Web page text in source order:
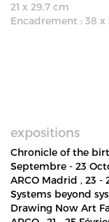
21 x 29,7 cm
Encadrement : 38 x
expositions
Chronicle of the
Septembre - 23
ARCO Madrid , 23 -
Systems beyond
Drawing Now Art